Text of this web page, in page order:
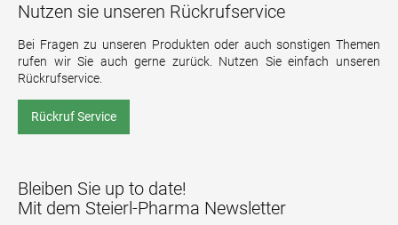
Nutzen sie unseren Rückrufservice
Bei Fragen zu unseren Produkten oder auch sonstigen Themen
rufen wir Sie auch gerne zurück. Nutzen Sie einfach unseren
Rückrufservice.
Rückruf Service
Bleiben Sie up to date!
Mit dem Steierl-Pharma Newsletter